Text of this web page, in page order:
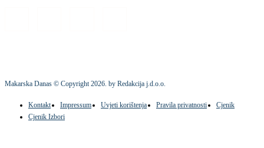
Makarska Danas © Copyright2026. by Redakcija j.d.o.o.
Kontakt Impressum Uvjeti korištenja Pravila privatnosti
Cjenik
Cjenik Izbori